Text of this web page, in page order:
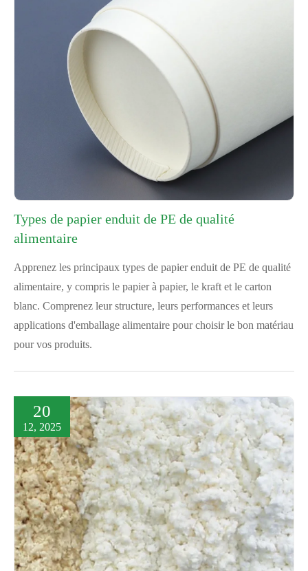
Types de papier enduit de PE de qualité
alimentaire
Apprenez les principaux types de papier enduit de PE de qualité
alimentaire, y compris le papier à papier, le kraft et le carton
blanc. Comprenez leur structure, leurs performances et leurs
applications d'emballage alimentaire pour choisir le bon matériau
pour vos produits.
20
12, 2025